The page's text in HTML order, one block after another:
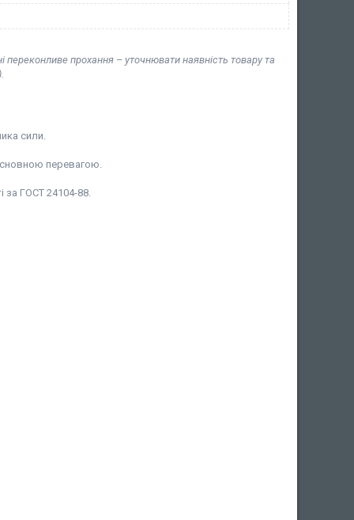
прохання – уточнювати наявність товару та
сили.
перевагою.
за ГОСТ 24104-88.